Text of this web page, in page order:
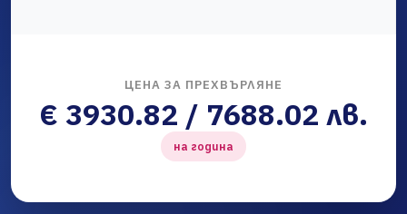
ЦЕНА ЗА ПРЕХВЪРЛЯНЕ
€ 3930.82 / 7688.02 лв.
на година